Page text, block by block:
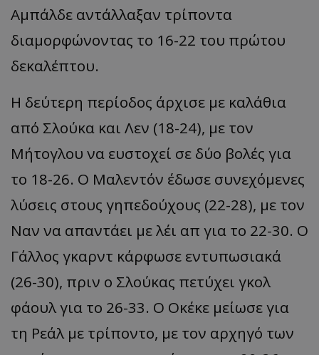
Αμπάλδε αντάλλαξαν τρίποντα
διαμορφώνοντας το 16-22 του πρώτου
δεκαλέπτου.
Η δεύτερη περίοδος άρχισε με καλάθια
από Σλούκα και Λεν (18-24), με τον
Μήτογλου να ευστοχεί σε δύο βολές για
το 18-26. Ο Μαλεντόν έδωσε συνεχόμενες
λύσεις στους γηπεδούχους (22-28), με τον
Ναν να απαντάει με λέι απ για το 22-30. Ο
Γάλλος γκαρντ κάρφωσε εντυπωσιακά
(26-30), πριν ο Σλούκας πετύχει γκολ
φάουλ για το 26-33. Ο Οκέκε μείωσε για
τη Ρεάλ με τρίποντο, με τον αρχηγό των